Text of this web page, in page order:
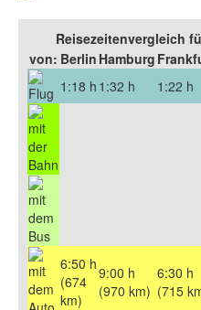
Reisezeitenvergleich
von: Berlin Hamburg
1:18 h 1:32 h 1:22 h
6:50 h
(674
km)
9:00 h
(970 km)
6:30 h
(715